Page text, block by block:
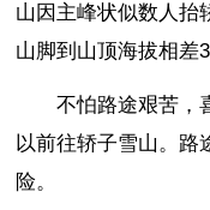
山因主峰状似数人抬
山脚到山顶海拔相差
不怕路途艰苦，
以前往轿子雪山。路
险。